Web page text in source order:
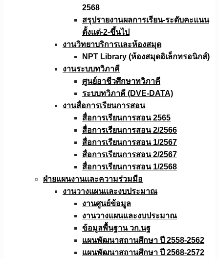
2568
สรุปรายงานผลการเรียน-ระดับคะแนน
ตั้งแต่-2-ขึ้นไป
งานวิทยาบริการเเละห้องสมุด
NPT Library (ห้องสมุดอิเล็กทรอนิกส์)
งานระบบทวิภาคี
ศูนย์อาชีวศึกษาทวิภาคี
ระบบทวิภาคี (DVE-DATA)
งานสื่อการเรียนการสอน
สื่อการเรียนการสอน 2565
สื่อการเรียนการสอน 2/2566
สื่อการเรียนการสอน 1/2567
สื่อการเรียนการสอน 2/2567
สื่อการเรียนการสอน 1/2568
ฝ่ายแผนงานเเละความร่วมมือ
งานวางแผนเเละงบประมาณ
งานศูนย์ข้อมูล
งานวางแผนและงบประมาณ
ข้อมูลพื้นฐาน วก.นฐ
แผนพัฒนาสถานศึกษา ปี 2558-2562
แผนพัฒนาสถานศึกษา ปี 2568-2572